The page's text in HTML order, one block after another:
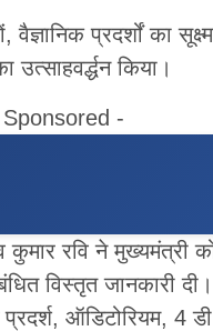
वैज्ञानिक प्रदर्शों का
किया।
-
कुमार रवि ने मुख्यमंत्री
विस्तृत जानकारी दी।
ऑडिटोरियम, 4